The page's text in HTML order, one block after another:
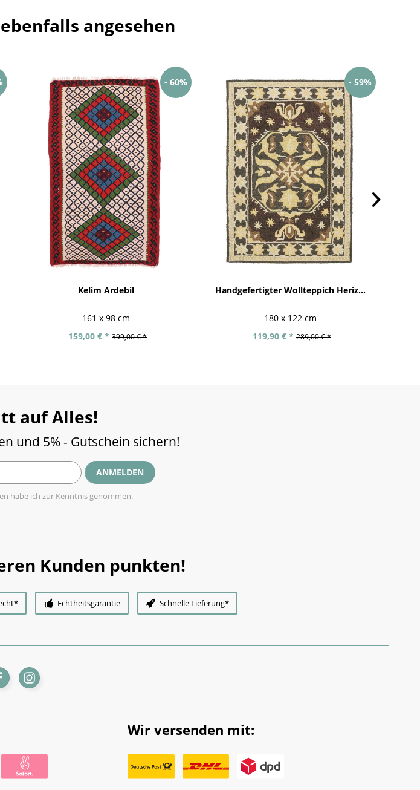
angesehen
- 60%
Kelim Ardebil
161 x 98 cm
159,00 € * 399,00 € *
- 59%
Handgefertigter Wollteppich Heriz...
180 x 122 cm
119,90 € * 289,00 € *
auf Alles!
und 5% - Gutschein sichern!
ANMELDEN
habe ich zur Kenntnis genommen.
Kunden punkten!
Echtheitsgarantie Schnelle Lieferung*
Wir versenden mit: